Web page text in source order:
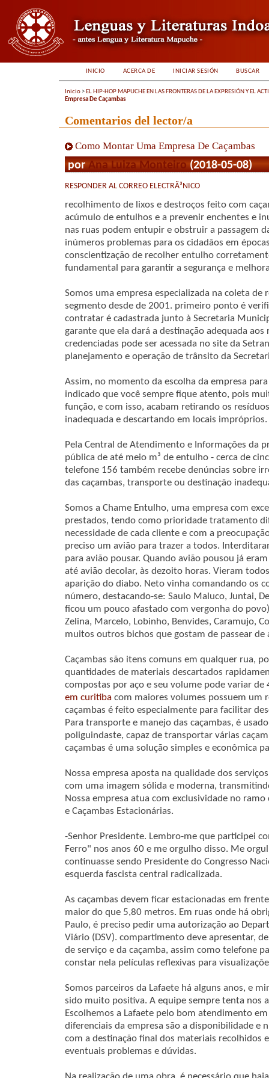
INICIO ACERCA DE INICIAR SESIÓN BUSCAR
Inicio > EL HIP-HOP MAPUCHE EN LAS FRONTERAS DE LA EXPRESIÓN Y EL
Empresa De Caçambas
Comentarios del lector/a
Como Montar Uma Empresa De Caçambas
porAna Luiza Monteiro(2018-05-08)
RESPONDER AL CORREO ELECTRÃ³NICO
recolhimento de lixos e destroços feito com
acúmulo de entulhos e a prevenir enchentes e
nas ruas podem entupir e obstruir a passagem
inúmeros problemas para os cidadãos em
conscientização de recolher entulho
fundamental para garantir a segurança e
Somos uma empresa especializada na coleta
segmento desde de 2001. primeiro ponto é
contratar é cadastrada junto à Secretaria
garante que ela dará a destinação adequada
credenciadas pode ser acessada no site da
planejamento e operação de trânsito da
Assim, no momento da escolha da empresa
indicado que você sempre fique atento, pois
função, e com isso, acabam retirando os
inadequada e descartando em locais impróprios.
Pela Central de Atendimento e Informações da
pública de até meio m³ de entulho - cerca de
telefone 156 também recebe denúncias sobre
das caçambas, transporte ou destinação
Somos a Chame Entulho, uma empresa com
prestados, tendo como prioridade tratamento
necessidade de cada cliente e com a
preciso um avião para trazer a todos.
para avião pousar. Quando avião pousou já
até avião decolar, às dezoito horas. Vieram
aparição do diabo. Neto vinha comandando os
número, destacando-se: Saulo Maluco, Juntai,
ficou um pouco afastado com vergonha do
Zelina, Marcelo, Lobinho, Benvides, Caramujo,
muitos outros bichos que gostam de passear
Caçambas são itens comuns em qualquer rua,
quantidades de materiais descartados
compostas por aço e seu volume pode variar
em curitiba com maiores volumes possuem um
caçambas é feito especialmente para facilitar
Para transporte e manejo das caçambas, é
poliguindaste, capaz de transportar várias
caçambas é uma solução simples e econômica
Nossa empresa aposta na qualidade dos
com uma imagem sólida e moderna,
Nossa empresa atua com exclusividade no
e Caçambas Estacionárias.
-Senhor Presidente. Lembro-me que participei
Ferro" nos anos 60 e me orgulho disso. Me
continuasse sendo Presidente do Congresso
esquerda fascista central radicalizada.
As caçambas devem ficar estacionadas em
maior do que 5,80 metros. Em ruas onde há
Paulo, é preciso pedir uma autorização ao
Viário (DSV). compartimento deve apresentar,
de serviço e da caçamba, assim como telefone
constar nela películas reflexivas para
Somos parceiros da Lafaete há alguns anos, e
sido muito positiva. A equipe sempre tenta nos
Escolhemos a Lafaete pelo bom atendimento
diferenciais da empresa são a disponibilidade e
com a destinação final dos materiais recolhidos
eventuais problemas e dúvidas.